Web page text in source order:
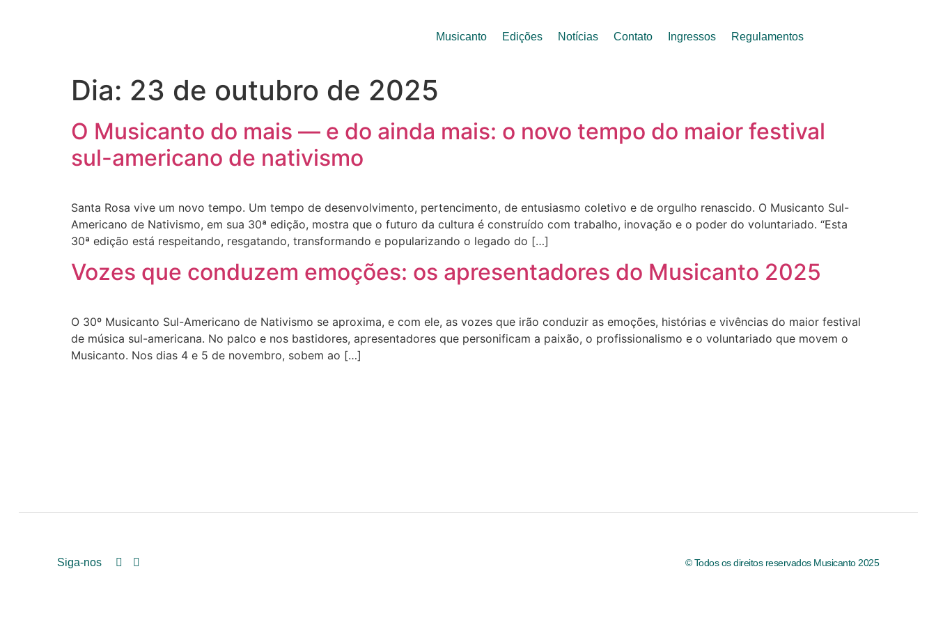
Musicanto Edições Notícias Contato Ingressos Regulamentos
Dia: 23 de outubro de 2025
O Musicanto do mais — e do ainda mais: o novo tempo do maior festival
sul-americano de nativismo
Santa Rosa vive um novo tempo. Um tempo de desenvolvimento, pertencimento, de entusiasmo coletivo e de orgulho renascido. O Musicanto Sul-
Americano de Nativismo, em sua 30ª edição, mostra que o futuro da cultura é construído com trabalho, inovação e o poder do voluntariado. “Esta
30ª edição está respeitando, resgatando, transformando e popularizando o legado do […]
Vozes que conduzem emoções: os apresentadores do Musicanto 2025
O 30º Musicanto Sul-Americano de Nativismo se aproxima, e com ele, as vozes que irão conduzir as emoções, histórias e vivências do maior festival
de música sul-americana. No palco e nos bastidores, apresentadores que personificam a paixão, o profissionalismo e o voluntariado que movem o
Musicanto. Nos dias 4 e 5 de novembro, sobem ao […]
Siga-nos © Todos os direitos reservados Musicanto 2025